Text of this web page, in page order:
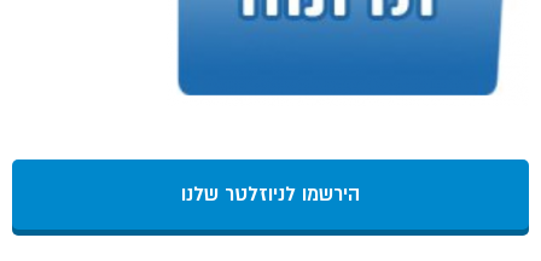
הירשמו לניוזלטר שלנו